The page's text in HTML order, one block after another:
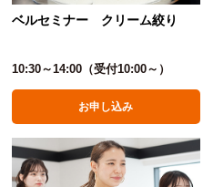
ベルセミナー クリーム絞り
10:30～14:00（受付10:00～）
お申し込み